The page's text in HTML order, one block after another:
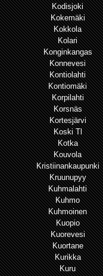
Kodisjoki
Kokemäki
Kokkola
Kolari
Konginkangas
Konnevesi
Kontiolahti
Kontiomäki
Korpilahti
Korsnäs
Kortesjärvi
Koski Tl
Kotka
Kouvola
Kristiinankaupunki
Kruunupyy
Kuhmalahti
Kuhmo
Kuhmoinen
Kuopio
Kuorevesi
Kuortane
Kurikka
Kuru